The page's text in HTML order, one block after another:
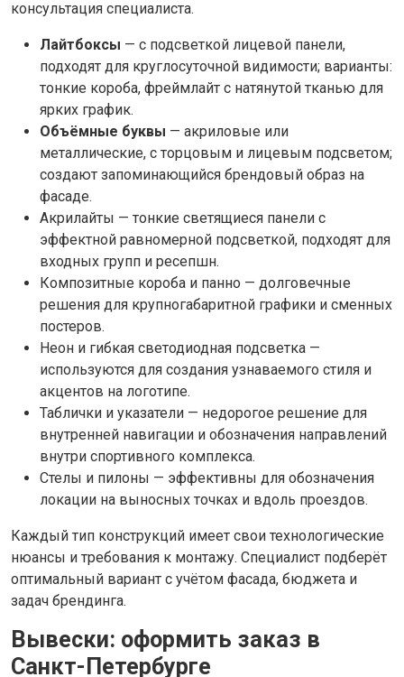
консультация специалиста.
Лайтбоксы — с подсветкой лицевой панели,
подходят для круглосуточной видимости; варианты:
тонкие короба, фреймлайт с натянутой тканью для
ярких график.
Объёмные буквы — акриловые или
металлические, с торцовым и лицевым подсветом;
создают запоминающийся брендовый образ на
фасаде.
Акрилайты — тонкие светящиеся панели с
эффектной равномерной подсветкой, подходят для
входных групп и ресепшн.
Композитные короба и панно — долговечные
решения для крупногабаритной графики и сменных
постеров.
Неон и гибкая светодиодная подсветка —
используются для создания узнаваемого стиля и
акцентов на логотипе.
Таблички и указатели — недорогое решение для
внутренней навигации и обозначения направлений
внутри спортивного комплекса.
Стелы и пилоны — эффективны для обозначения
локации на выносных точках и вдоль проездов.
Каждый тип конструкций имеет свои технологические
нюансы и требования к монтажу. Специалист подберёт
оптимальный вариант с учётом фасада, бюджета и
задач брендинга.
Вывески: оформить заказ в
Санкт-Петербурге